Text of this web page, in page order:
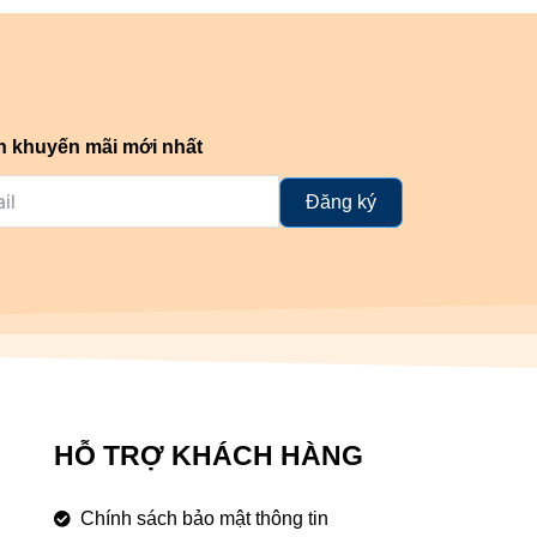
khuyến mãi mới nhất
Đăng ký
HỖ TRỢ KHÁCH HÀNG
Chính sách bảo mật thông tin